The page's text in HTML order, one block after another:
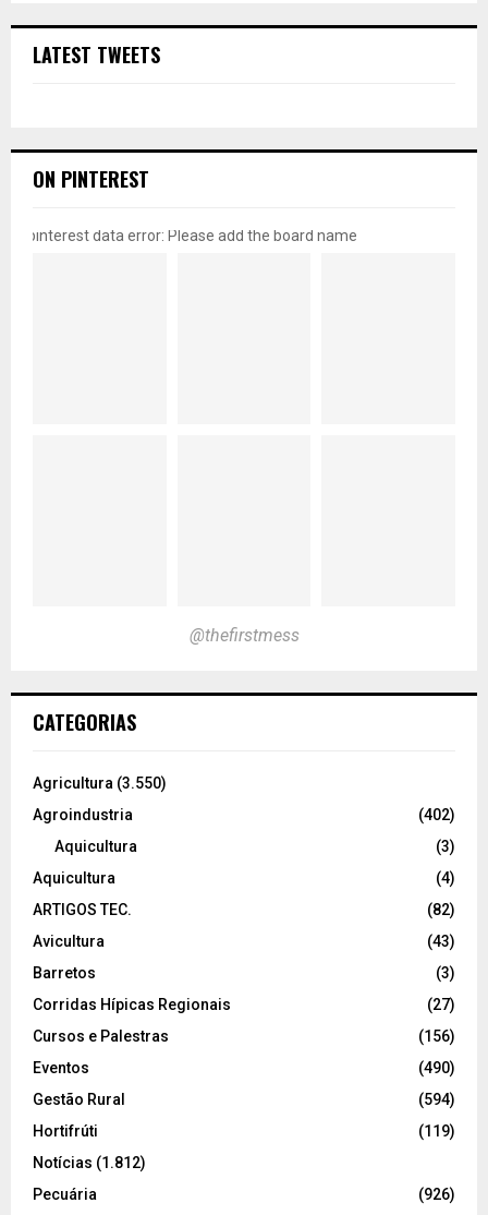
LATEST TWEETS
ON PINTEREST
pinterest data error: Please add the board name
@thefirstmess
CATEGORIAS
Agricultura (3.550)
Agroindustria
(402)
Aquicultura
(3)
Aquicultura
(4)
ARTIGOS TEC.
(82)
Avicultura
(43)
Barretos
(3)
Corridas Hípicas Regionais
(27)
Cursos e Palestras
(156)
Eventos
(490)
Gestão Rural
(594)
Hortifrúti
(119)
Notícias (1.812)
Pecuária
(926)